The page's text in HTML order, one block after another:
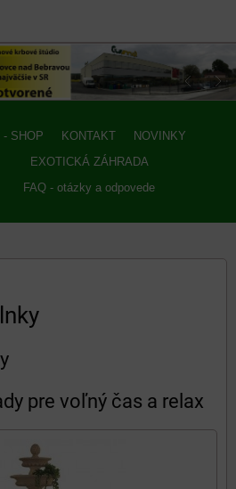
- SHOP KONTAKT
NOVINKY
EXOTICKÁ ZÁHRADA
FAQ - otázky a odpovede
pre voľný čas a relax